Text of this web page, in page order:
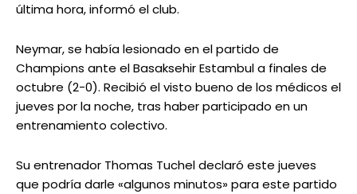
última hora, informó el club.
Neymar, se había lesionado en el partido de
Champions ante el Basaksehir Estambul a finales de
octubre (2-0). Recibió el visto bueno de los médicos el
jueves por la noche, tras haber participado en un
entrenamiento colectivo.
Su entrenador Thomas Tuchel declaró este jueves
que podría darle «algunos minutos» para este partido